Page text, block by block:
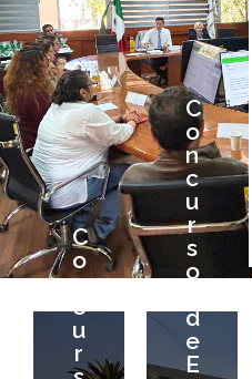
C
o
n
c
u
r
C
o
n
c
r
s
o
C
o
n
c
u
r
s
o
d
e
E
C
o
n
c
u
r
s
o
s
e
E
v